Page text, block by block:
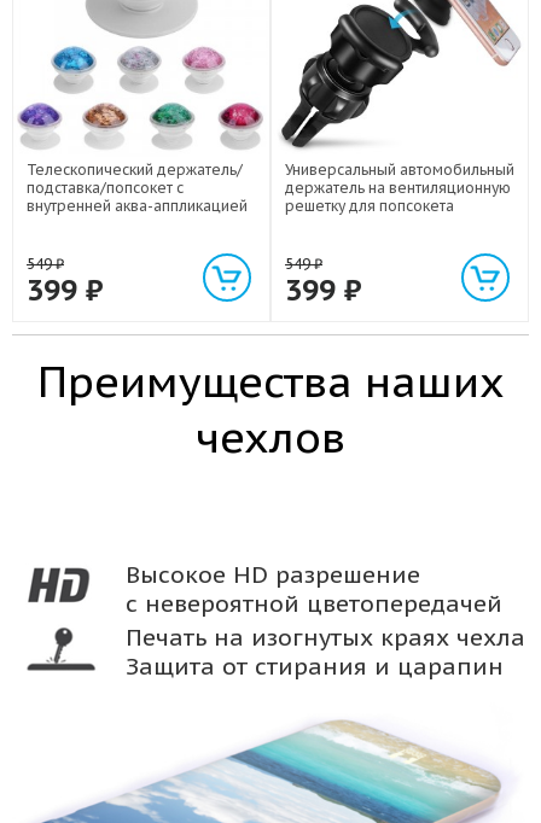
Телескопический держатель/
подставка/попсокет с
внутренней аква-аппликацией
549₽
399 ₽
Универсальный автомобильный
держатель на вентиляционную
решетку для попсокета
549₽
399 ₽
Преимущества наших
чехлов
Высокое HD разрешение
с невероятной цветопередачей
Печать на изогнутых краях чехла
Защита от стирания и царапин